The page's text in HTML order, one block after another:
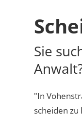
Sie
"In
scheiden zu